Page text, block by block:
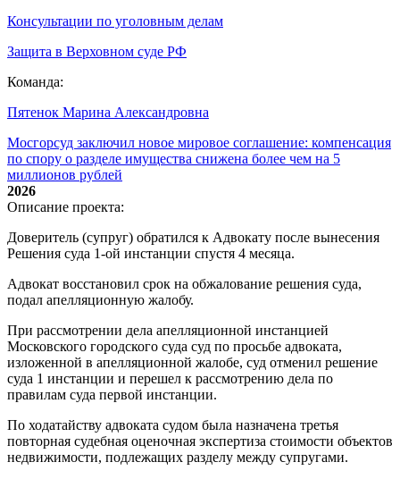
Консультации по уголовным делам
Защита в Верховном суде РФ
Команда:
Пятенок Марина Александровна
Мосгорсуд заключил новое мировое соглашение: компенсация
по спору о разделе имущества снижена более чем на 5
миллионов рублей
2026
Описание проекта:
Доверитель (супруг) обратился к Адвокату после вынесения
Решения суда 1-ой инстанции спустя 4 месяца.
Адвокат восстановил срок на обжалование решения суда,
подал апелляционную жалобу.
При рассмотрении дела апелляционной инстанцией
Московского городского суда суд по просьбе адвоката,
изложенной в апелляционной жалобе, суд отменил решение
суда 1 инстанции и перешел к рассмотрению дела по
правилам суда первой инстанции.
По ходатайству адвоката судом была назначена третья
повторная судебная оценочная экспертиза стоимости объектов
недвижимости, подлежащих разделу между супругами.